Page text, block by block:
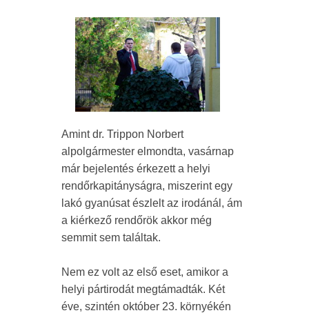
Amint dr. Trippon Norbert
alpolgármester elmondta, vasárnap
már bejelentés érkezett a helyi
rendőrkapitányságra, miszerint egy
lakó gyanúsat észlelt az irodánál, ám
a kiérkező rendőrök akkor még
semmit sem találtak.
Nem ez volt az első eset, amikor a
helyi pártirodát megtámadták. Két
éve, szintén október 23. környékén